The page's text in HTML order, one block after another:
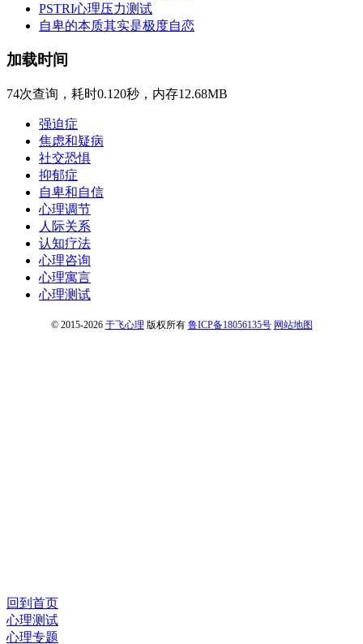
PSTRI心理压力测试
自卑的本质其实是极度自恋
加载时间
74次查询，耗时0.120秒，内存12.68MB
强迫症
焦虑和疑病
社交恐惧
抑郁症
自卑和自信
心理调节
人际关系
认知疗法
心理咨询
心理寓言
心理测试
© 2015-2026 于飞心理 版权所有 鲁ICP备18056135号 网站地图
回到首页
心理测试
心理专题